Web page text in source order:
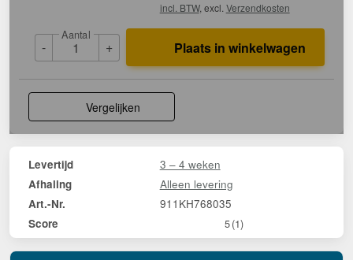
incl. BTW, excl. Verzendkosten
-
Aantal
+ Plaats in winkelwagen
Vergelijken
Levertijd 3 – 4 weken
Afhaling Alleen levering
Art.-Nr. 911KH768035
Score 5(1)